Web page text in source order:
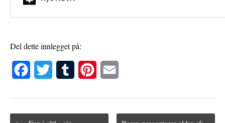
Del dette innlegget på: